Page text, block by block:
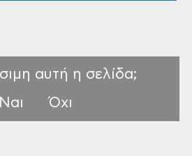
αυτή η σελίδα;
Ναι
Όχι